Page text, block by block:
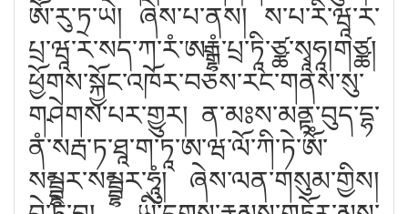
ཨོཾ་རུ་ཏྲ་ཡེ། ཞེས་པ་ནས། ས་པ་རི་ཝཱ་ར་
པྲ་ཝཱ་ར་སད་ཀ་རཾ་ཨརྒྷཾ་པྲ་ཏཱི་ཙྪ་སྭཱཧཱ།གཙྪ།
ཕྱོགས་སྐྱོང་འཁོར་བཅས་རང་གནས་སུ་
གཤེགས་པར་གྱུར། ན་མཿས་མནྟ་བུད་དྷ་
ནཾ་སརྦ་ཏ་ཐཱ་ག་ཏཱ་ཨ་ཝ་ལོ་ཀི་ཏེ་ཨོཾ་
སམྦྷར་སམྦྷར་ཧཱུཾ། ཞེས་ལན་གསུམ་གྱིས།